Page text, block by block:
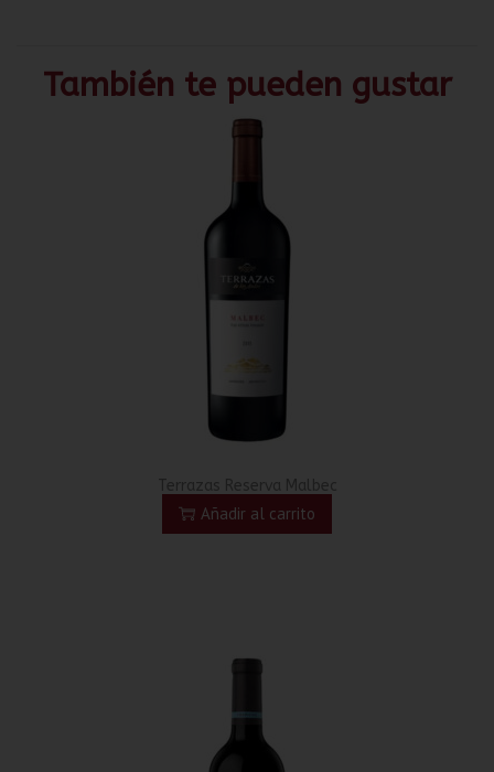
También te pueden gustar
Añadir al carrito